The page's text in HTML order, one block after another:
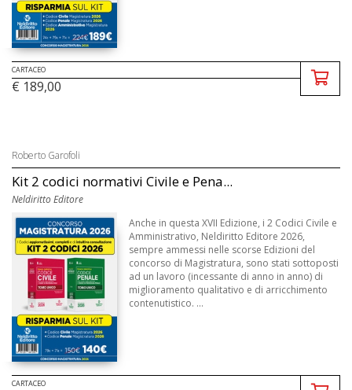
CARTACEO
€ 189,00
Roberto Garofoli
Kit 2 codici normativi Civile e Pena...
Neldiritto Editore
Anche in questa XVII Edizione, i 2 Codici Civile e
Amministrativo, Neldiritto Editore 2026,
sempre ammessi nelle scorse Edizioni del
concorso di Magistratura, sono stati sottoposti
ad un lavoro (incessante di anno in anno) di
miglioramento qualitativo e di arricchimento
contenutistico. ...
CARTACEO